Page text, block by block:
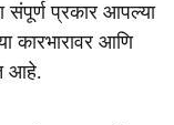
संपूर्ण प्रकार आपल्या
कारभारावर आणि
आहे.